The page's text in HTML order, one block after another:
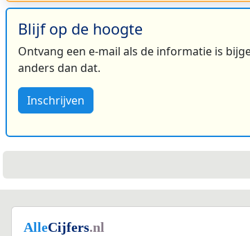
Blijf op de hoogte
Ontvang een e-mail als de informatie is
anders dan dat.
Inschrijven